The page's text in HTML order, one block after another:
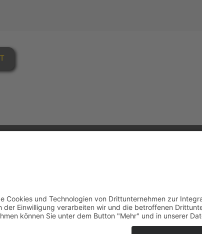
Österreich:
fon:+43 662 203005100
email: info@taxikomm24.at